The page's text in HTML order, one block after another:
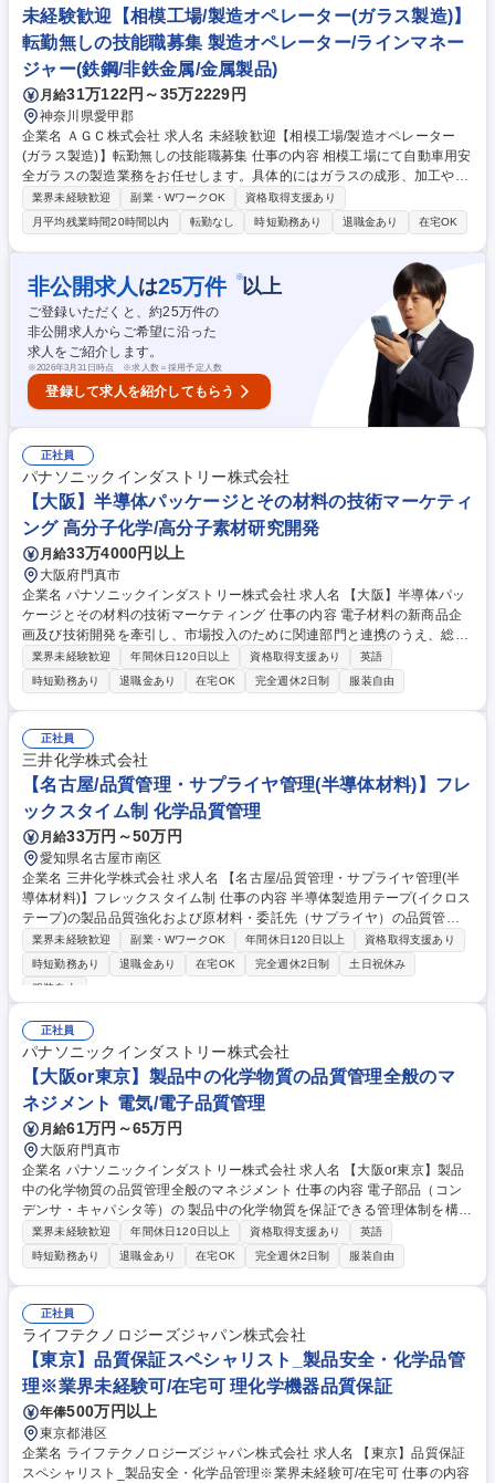
内外オペレーターの体験型教育研修施設を有し、三井化学G全体の安全安
定運転に関わる技術伝承の拠点となります。 募集職種 【千葉(茂原)/製造
オペレーター】三交替制/転勤無/車通勤可/福利厚生充実
未経験歓迎【相模工場/製造オペレーター(ガラス製造)】
転勤無しの技能職募集 製造オペレーター/ラインマネー
ジャー(鉄鋼/非鉄金属/金属製品)
月給31万122円～35万2229円
神奈川県愛甲郡
企業名 ＡＧＣ株式会社 求人名 未経験歓迎【相模工場/製造オペレーター
(ガラス製造)】転勤無しの技能職募集 仕事の内容 相模工場にて自動車用安
全ガラスの製造業務をお任せします。具体的にはガラスの成形、加工や検
査、出荷等をお任せする予定です。5～7人のチーム編成で半年～1年で独
り立ちできるよう教育体制が整っています◎ 【相模工場】関東地方の自動
車メーカーに供給する、自動車用安全ガラスの総合生産工場として1972
年に操業を開始しました。工場敷地の中に技術開発部門があり、生産部門
と連携して活動していることが特徴です。マイカー通勤が可能で、併せて
最寄り駅から送迎バスの運行もしています。 ※変更の範囲：適性により当
社業務全般に変更可能性あり 募集職種 未経験歓迎【相模工場/製造オペレ
ーター(ガラス製造)】転勤無しの技能職募集
業界未経験歓迎 副業・WワークOK
資格取得支援あり
月平均残業時間20時間以内
転勤なし 時短勤務あり 退職金あり 在宅OK
非公開求人 は25万件 ※以上
ご登録いただくと、約25万件の
非公開求人からご希望に沿った
求人をご紹介します。
※2026年3月31日時点 ※求人数＝採用予定人数
登録して求人を紹介してもらう
正社員
パナソニックインダストリー株式会社
【大阪】半導体パッケージとその材料の技術マーケティ
ング 高分子化学/高分子素材研究開発
月給33万4000円以上
大阪府門真市
企業名 パナソニックインダストリー株式会社 求人名 【大阪】半導体パッ
ケージとその材料の技術マーケティング 仕事の内容 電子材料の新商品企
画及び技術開発を牽引し、市場投入のために関連部門と連携のうえ、総合
的な戦略を立案～顧客(主にグローバル半導体メーカー)開発と折衝を行っ
ていただきます。 ■先端半導体パッケージ市場の10年先の変化を先読み
し、開発ロードマップを策定と市場戦略の立案と実行 ■材料レイヤーより
も上位の基板、実装プロセスなどの知見を用いた、顧客開発と材料開発、
技術マーケティング活動 ■顧客ニーズやトレンド分析に基づき、新商品の
ターゲットスペックや商品戦略策定 ■開発・技術部門との連携による商品
具現化、顧客との折衝、開発・販売戦略をグローバルに展開 募集職種
【大阪】半導体パッケージとその材料の技術マーケティング
業界未経験歓迎 年間休日120日以上 資格取得支援あり
英語
時短勤務あり
退職金あり 在宅OK 完全週休2日制 服装自由
正社員
三井化学株式会社
【名古屋/品質管理・サプライヤ管理(半導体材料)】フレ
ックスタイム制 化学品質管理
月給33万円～50万円
愛知県名古屋市南区
企業名 三井化学株式会社 求人名 【名古屋/品質管理・サプライヤ管理(半
導体材料)】フレックスタイム制 仕事の内容 半導体製造用テープ(イクロス
テープ)の製品品質強化および原材料・委託先（サプライヤ）の品質管理
強化を担います。不良解析や再発防止の主導、開発段階からのリスクアセ
スメント等、上流から関わります。 【業務詳細】 ■製品品質強化：品質改
善手法を用いた潜在的品質不良の解析・要因推定、顧客品質課題の解決・
スメントを通じた円滑な立ち上げ推進■サプライヤ品質管理：調達・委託
原料や委託加工等のサプライヤ品質の確保、指導、苦情未然防止 募集職種
【名古屋/品質管理・サプライヤ管理(半導体材料)】フレックスタイム制
業界未経験歓迎 副業・WワークOK 年間休日120日以上
資格取得支援あり
時短勤務あり
退職金あり 在宅OK 完全週休2日制
土日祝休み
服装自由
正社員
パナソニックインダストリー株式会社
【大阪or東京】製品中の化学物質の品質管理全般のマ
ネジメント 電気/電子品質管理
月給61万円～65万円
大阪府門真市
企業名 パナソニックインダストリー株式会社 求人名 【大阪or東京】製品
中の化学物質の品質管理全般のマネジメント 仕事の内容 電子部品（コン
デンサ・キャパシタ等）の 製品中の化学物質を保証できる管理体制を構築
するため、全社的な化学物質管理の仕組みづくりとガバナンス推進を担当
いただきます。 【主な業務】製品中の化学物質に関連する法規（海外含
む）の情報収集・整理と社内ルール策定・管理。国内及び海外の生産拠点
からの製品中の化学物質に関する法規関連の相談窓口対応。製品中の化学
物質に関する事故を発生させない、未然防止の仕組みの構築と管理。 募集
職種 【大阪or東京】製品中の化学物質の品質管理全般のマネジメント
業界未経験歓迎 年間休日120日以上 資格取得支援あり
英語
時短勤務あり
退職金あり 在宅OK 完全週休2日制 服装自由
正社員
ライフテクノロジーズジャパン株式会社
【東京】品質保証スペシャリスト_製品安全・化学品管
理※業界未経験可/在宅可 理化学機器品質保証
年俸500万円以上
東京都港区
企業名 ライフテクノロジーズジャパン株式会社 求人名 【東京】品質保証
スペシャリスト_製品安全・化学品管理※業界未経験可/在宅可 仕事の内容